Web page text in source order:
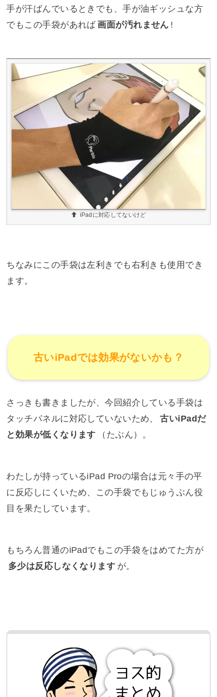
手が汗ばんでいるときでも、手が油ギッシュな方
でもこの手袋があれば画面が汚れません !
iPadに対応してないけど
ちなみにこの手袋は左利きでも右利きも使用でき
ます。
古いiPadでは効果がないかも？
さっきも書きましたが、今回紹介している手袋は
タッチパネルに対応していないため、
古いiPadだ
と効果が低くなります
（ たぶん ）。
わたしが持っているiPad Proの場合は元々手の平
に反応しにくいため、この手袋でもじゅうぶん役
目を果たしています。
もちろん普通のiPadでもこの手袋をはめてた方が
多少は反応しなくなります が。